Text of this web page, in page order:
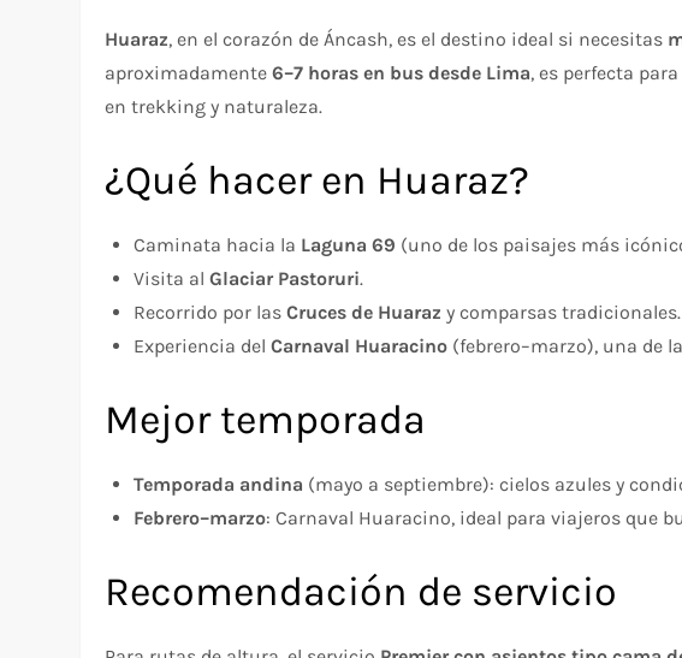
Huaraz, en el corazón de Áncash, es el destino ideal si necesitas
aproximadamente6–7 horas en bus desde Lima, es perfecta
en trekking y naturaleza.
¿Qué hacer en Huaraz?
Caminata hacia la Laguna 69 (uno de los paisajes más
Visita alGlaciar Pastoruri.
Recorrido por lasCruces de Huaraz y comparsas tradicionales.
Experiencia delCarnaval Huaracino (febrero–marzo), una de
Mejor temporada
Temporada andina (mayo a septiembre): cielos azules y
Febrero–marzo: Carnaval Huaracino, ideal para viajeros que
Recomendación de servicio